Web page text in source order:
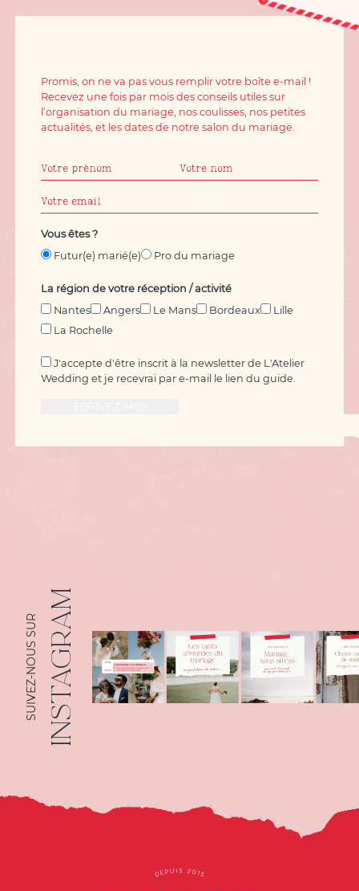
Vous êtes ?
Futur(e) marié(e)
Pro du mariage
La région de votre réception / activité
Nantes
Angers Le Mans Bordeaux
Lille
La Rochelle
J'accepte d'être inscrit à la newsletter de L'Atelier
Wedding et je recevrai par e-mail le lien du guide.
Promis, on ne va pas vous remplir votre boîte e-mail !
Recevez une fois par mois des conseils utiles sur
l’organisation du mariage, nos coulisses, nos petites
actualités, et les dates de notre salon du mariage.
INSTAGRAM
SUIVEZ-NOUS SUR